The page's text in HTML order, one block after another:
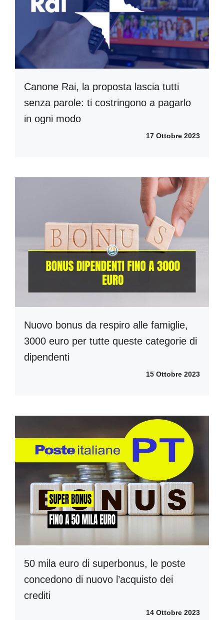
Canone Rai, la proposta lascia tutti
senza parole: ti costringono a pagarlo
in ogni modo
17 Ottobre 2023
Nuovo bonus da respiro alle famiglie,
3000 euro per tutte queste categorie di
dipendenti
15 Ottobre 2023
50 mila euro di superbonus, le poste
concedono di nuovo l’acquisto dei
crediti
14 Ottobre 2023